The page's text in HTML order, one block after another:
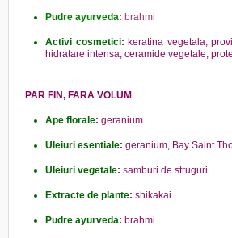
Pudre ayurveda: brahmi
Activi cosmetici: keratina vegetala,
hidratare intensa, ceramide vegetale,
PAR FIN, FARA VOLUM
Ape florale: geranium
Uleiuri esentiale: geranium, Bay Saint
Uleiuri vegetale: samburi de struguri
Extracte de plante: shikakai
Pudre ayurveda: brahmi